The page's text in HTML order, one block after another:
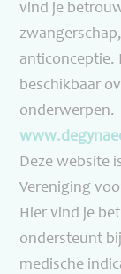
vind je
anticonceptie.
beschikbaar
onderwerpen.
Deze website
Vereniging
Hier vind je
ondersteunt
medische